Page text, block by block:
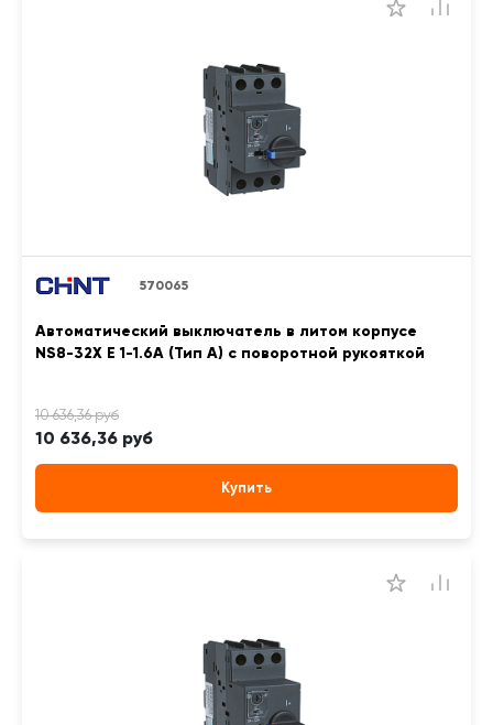
570065
Автоматический выключатель в литом корпусе
NS8-32X E 1-1.6A (Тип A) с поворотной рукояткой
10 636,36 руб
Купить